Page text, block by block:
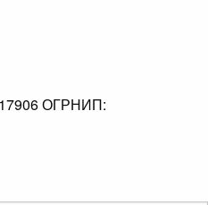
ОГРНИП: